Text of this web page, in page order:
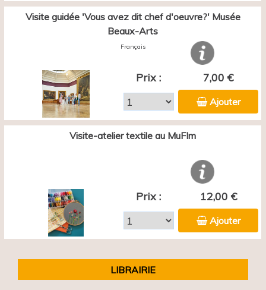
Visite guidée 'Vous avez dit chef d'oeuvre?' Musée
Beaux-Arts
Français
Prix : 7,00 €
Ajouter
Visite-atelier textile au MuFIm
Prix : 12,00 €
Ajouter
LIBRAIRIE